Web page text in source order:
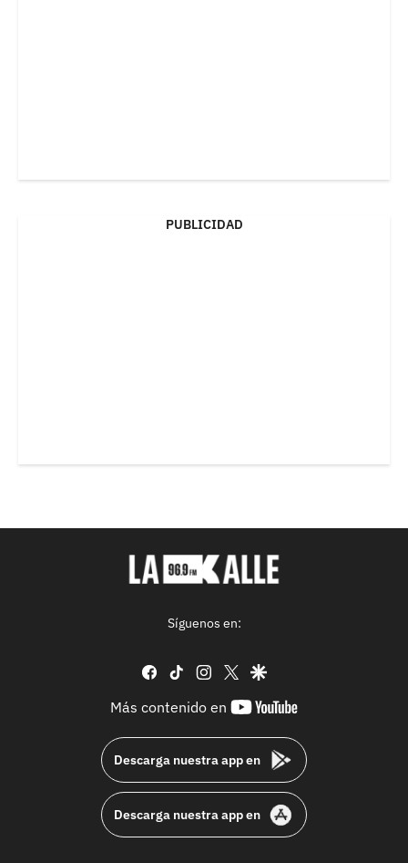
PUBLICIDAD
Síguenos en:
facebook
tiktok instagram
twittergoogle
Más contenido en
youtube-
Descarga nuestra app en
Descarga nuestra app en